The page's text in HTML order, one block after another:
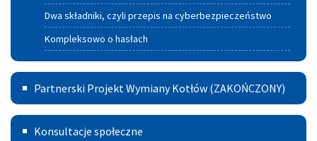
Dwa składniki, czyli przepis na cyberbezpieczeństwo
Kompleksowo o hasłach
Partnerski
Projekt
Wymiany
Partnerski Projekt Wymiany Kotłów (ZAKOŃCZONY)
Konsultacje
Konsultacje społeczne